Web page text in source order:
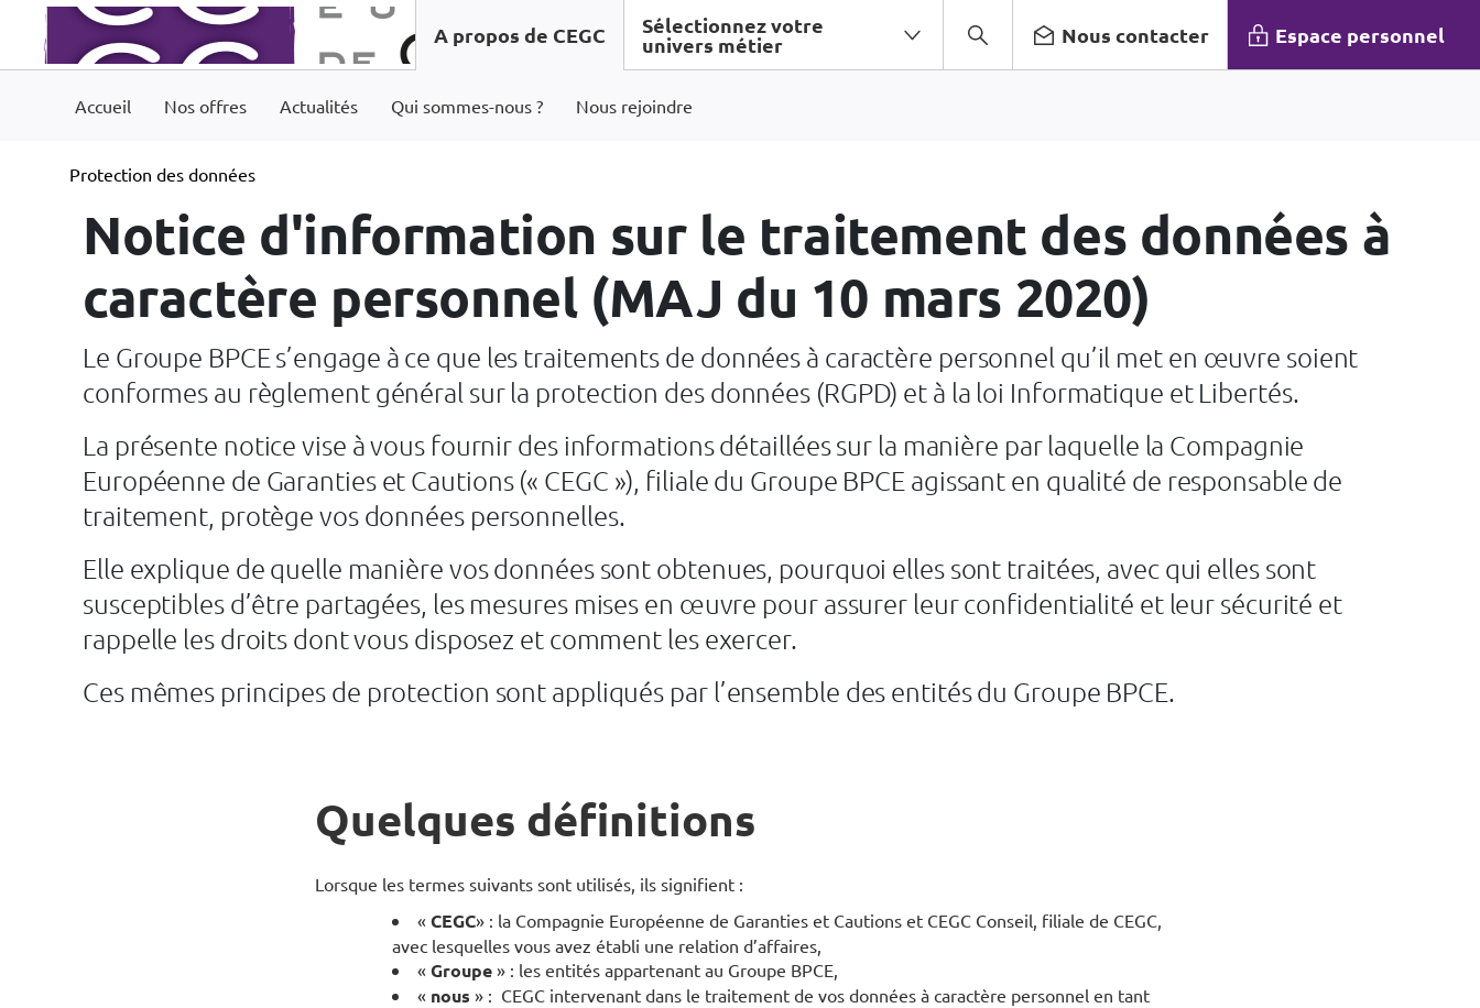
A propos de CEGC Sélectionnez votre
univers métier Nous contacter Espace personnel
Accueil Nos offres Actualités Qui sommes-nous ? Nous rejoindre
Protection des données
Notice d'information sur le traitement des données à
caractère personnel (MAJ du 10 mars 2020)
Le Groupe BPCE s’engage à ce que les traitements de données à caractère personnel qu’il met en œuvre soient
conformes au règlement général sur la protection des données (RGPD) et à la loi Informatique et Libertés.
La présente notice vise à vous fournir des informations détaillées sur la manière par laquelle la Compagnie
Européenne de Garanties et Cautions (« CEGC »), filiale du Groupe BPCE agissant en qualité de responsable de
traitement, protège vos données personnelles.
Elle explique de quelle manière vos données sont obtenues, pourquoi elles sont traitées, avec qui elles sont
susceptibles d’être partagées, les mesures mises en œuvre pour assurer leur confidentialité et leur sécurité et
rappelle les droits dont vous disposez et comment les exercer.
Ces mêmes principes de protection sont appliqués par l’ensemble des entités du Groupe BPCE.
Quelques définitions
Lorsque les termes suivants sont utilisés, ils signifient :
« CEGC» : la Compagnie Européenne de Garanties et Cautions et CEGC Conseil, filiale de CEGC,
avec lesquelles vous avez établi une relation d’affaires,
« Groupe » : les entités appartenant au Groupe BPCE,
« nous » : CEGC intervenant dans le traitement de vos données à caractère personnel en tant